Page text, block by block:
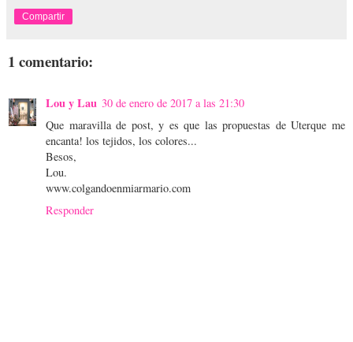
Compartir
1 comentario:
Lou y Lau 30 de enero de 2017 a las 21:30
Que maravilla de post, y es que las propuestas de Uterque me
encanta! los tejidos, los colores...
Besos,
Lou.
www.colgandoenmiarmario.com
Responder